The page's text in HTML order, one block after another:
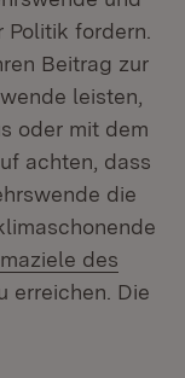
fordern.
Beitrag zur
leisten,
oder mit dem
achten, dass
die
des
erreichen. Die